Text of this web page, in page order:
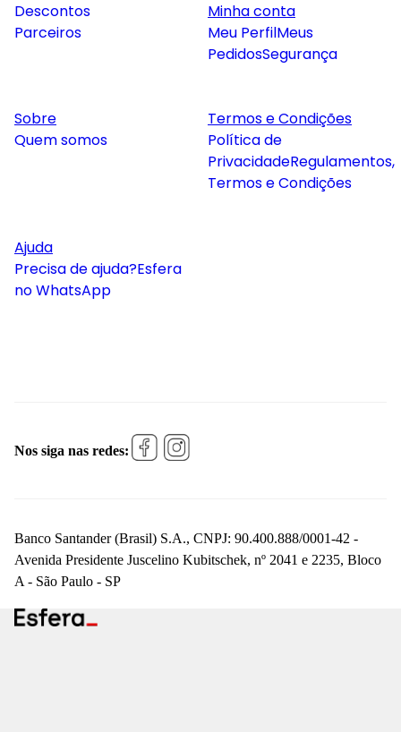
Descontos
Parceiros
Minha conta
Meu PerfilMeus
PedidosSegurança
Sobre
Quem somos
Termos e Condições
Política de
PrivacidadeRegulamentos,
Termos e Condições
Ajuda
Precisa de ajuda?Esfera
no WhatsApp
Nos siga nas redes:
Banco Santander (Brasil) S.A., CNPJ: 90.400.888/0001-42 -
Avenida Presidente Juscelino Kubitschek, nº 2041 e 2235, Bloco
A - São Paulo - SP